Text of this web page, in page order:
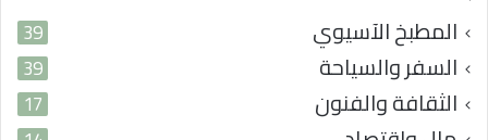
المطبخ الآسيوي 39
السفر والسياحة 39
الثقافة والفنون 17